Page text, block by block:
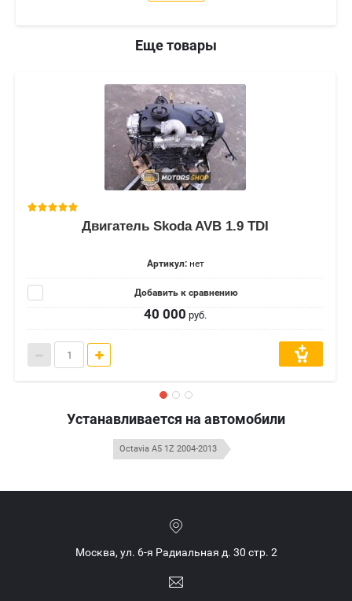
Еще товары
Двигатель Skoda AVB 1.9 TDI
Артикул:нет
Добавить к сравнению
40 000 руб.
Устанавливается на автомобили
Octavia A5 1Z 2004-2013
Москва, ул. 6-я Радиальная д. 30 стр. 2